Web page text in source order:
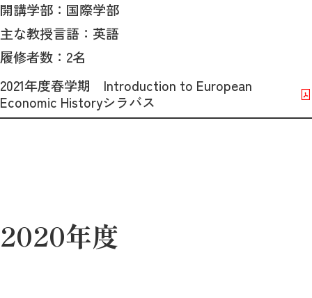
開講学部：国際学部
主な教授言語：英語
履修者数：2名
2021年度春学期 Introduction to European
Economic Historyシラバス
2020年度